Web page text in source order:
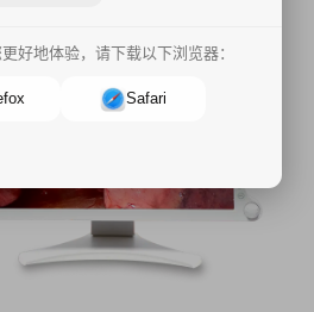
好地体验，请下载以下浏览器：
Safari